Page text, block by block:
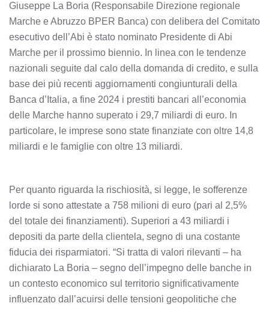
Giuseppe La Boria (Responsabile Direzione regionale
Marche e Abruzzo BPER Banca) con delibera del Comitato
esecutivo dell’Abi è stato nominato Presidente di Abi
Marche per il prossimo biennio. In linea con le tendenze
nazionali seguite dal calo della domanda di credito, e sulla
base dei più recenti aggiornamenti congiunturali della
Banca d’Italia, a fine 2024 i prestiti bancari all’economia
delle Marche hanno superato i 29,7 miliardi di euro. In
particolare, le imprese sono state finanziate con oltre 14,8
miliardi e le famiglie con oltre 13 miliardi.
Per quanto riguarda la rischiosità, si legge, le sofferenze
lorde si sono attestate a 758 milioni di euro (pari al 2,5%
del totale dei finanziamenti). Superiori a 43 miliardi i
depositi da parte della clientela, segno di una costante
fiducia dei risparmiatori. “Si tratta di valori rilevanti – ha
dichiarato La Boria – segno dell’impegno delle banche in
un contesto economico sul territorio significativamente
influenzato dall’acuirsi delle tensioni geopolitiche che